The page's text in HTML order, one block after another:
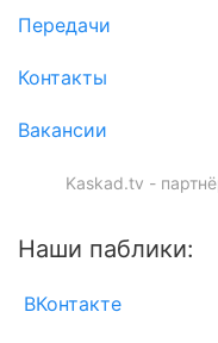
Передачи
Контакты
Вакансии
Kaskad.tv -
Наши паблики:
ВКонтакте